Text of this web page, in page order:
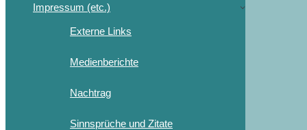
Impressum (etc.)
Externe Links
Medienberichte
Nachtrag
Sinnsprüche und Zitate